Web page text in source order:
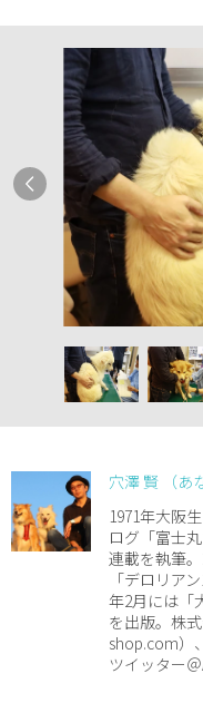
穴澤 賢 （あ
1971年大阪
ログ「富士
連載を執筆
「デロリア
年2月には「
を出版。株
shop.com）
ツイッター